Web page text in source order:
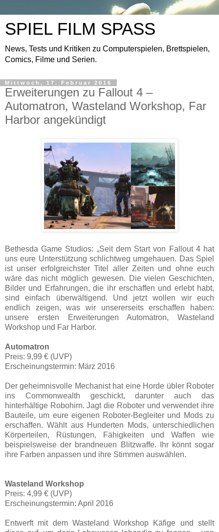
SPIEL FILM SPASS
News, Tests und Kritiken zu Computerspielen, Brettspielen,
Comics, Filme und Serien.
Mittwoch, 17. Februar 2016
Erweiterungen zu Fallout 4 –
Automatron, Wasteland Workshop, Far
Harbor angekündigt
Bethesda Game Studios: „Seit dem Start von Fallout 4 hat
uns eure Unterstützung schlichtweg umgehauen. Das Spiel
ist unser erfolgreichster Titel aller Zeiten und ohne euch
wäre das nicht möglich gewesen. Die vielen Geschichten,
Bilder und Erfahrungen, die ihr erschaffen und erlebt habt,
sind einfach überwältigend. Und jetzt wollen wir euch
endlich zeigen, was wir unsererseits erschaffen haben:
unsere ersten Erweiterungen Automatron, Wasteland
Workshop und Far Harbor.
Automatron
Preis: 9,99 € (UVP)
Erscheinungstermin: März 2016
Der geheimnisvolle Mechanist hat eine Horde übler Roboter
ins Commonwealth geschickt, darunter auch das
hinterhältige Robohirn. Jagt die Roboter und verwendet ihre
Bauteile, um eure eigenen Roboter-Begleiter und Mods zu
erschaffen. Wählt aus Hunderten Mods, unterschiedlichen
Körperteilen, Rüstungen, Fähigkeiten und Waffen wie
beispielsweise der brandneuen Blitzwaffe. Ihr könnt sogar
ihre Farben anpassen und ihre Stimmen auswählen.
Wasteland Workshop
Preis: 4,99 € (UVP)
Erscheinungstermin: April 2016
Entwerft mit dem Wasteland Workshop Käfige und stellt